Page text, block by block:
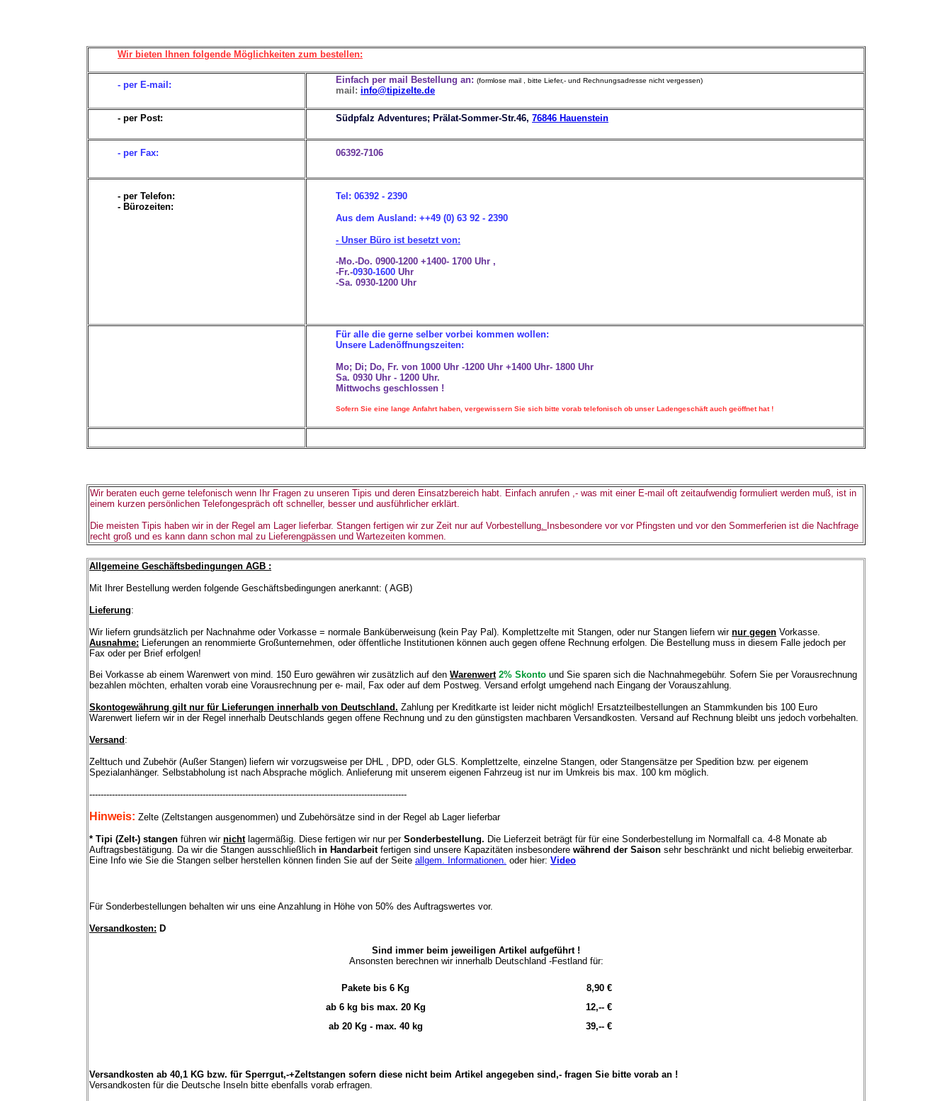
Wir bieten Ihnen folgende Möglichkeiten zum bestellen:
- per E-mail: Einfach per mail Bestellung an: (formlose mail , bitte Liefer,- und Rechnungsadresse nicht vergessen)
mail: info@tipizelte.de
- per Post: Südpfalz Adventures; Prälat-Sommer-Str.46, 76846 Hauenstein
- per Fax: 06392-7106
- per Telefon:
- Bürozeiten:
Tel: 06392 - 2390
Aus dem Ausland: ++49 (0) 63 92 - 2390
- Unser Büro ist besetzt von:
-Mo.-Do. 0900-1200 +1400- 1700 Uhr ,
-Fr.-0930-1600 Uhr
-Sa. 0930-1200 Uhr
Für alle die gerne selber vorbei kommen wollen:
Unsere Ladenöffnungszeiten:
Mo; Di; Do, Fr. von 1000 Uhr -1200 Uhr +1400 Uhr- 1800 Uhr
Sa. 0930 Uhr - 1200 Uhr.
Mittwochs geschlossen !
Sofern Sie eine lange Anfahrt haben, vergewissern Sie sich bitte vorab telefonisch ob unser Ladengeschäft auch geöffnet hat !
Wir beraten euch gerne telefonisch wenn Ihr Fragen zu unseren Tipis und deren Einsatzbereich habt. Einfach anrufen ,- was mit einer E-mail oft zeitaufwendig formuliert werden muß, ist in
einem kurzen persönlichen Telefongespräch oft schneller, besser und ausführlicher erklärt.
Die meisten Tipis haben wir in der Regel am Lager lieferbar. Stangen fertigen wir zur Zeit nur auf Vorbestellung. Insbesondere vor vor Pfingsten und vor den Sommerferien ist die Nachfrage
recht groß und es kann dann schon mal zu Lieferengpässen und Wartezeiten kommen.
Allgemeine Geschäftsbedingungen AGB :
Mit Ihrer Bestellung werden folgende Geschäftsbedingungen anerkannt: ( AGB)
Lieferung:
Wir liefern grundsätzlich per Nachnahme oder Vorkasse = normale Banküberweisung (kein Pay Pal). Komplettzelte mit Stangen, oder nur Stangen liefern wir nur gegen Vorkasse.
Ausnahme: Lieferungen an renommierte Großunternehmen, oder öffentliche Institutionen können auch gegen offene Rechnung erfolgen. Die Bestellung muss in diesem Falle jedoch per
Fax oder per Brief erfolgen!
Bei Vorkasse ab einem Warenwert von mind. 150 Euro gewähren wir zusätzlich auf den Warenwert2% Skonto und Sie sparen sich die Nachnahmegebühr. Sofern Sie per Vorausrechnung
bezahlen möchten, erhalten vorab eine Vorausrechnung per e- mail, Fax oder auf dem Postweg. Versand erfolgt umgehend nach Eingang der Vorauszahlung.
Skontogewährung gilt nur für Lieferungen innerhalb von Deutschland. Zahlung per Kreditkarte ist leider nicht möglich! Ersatzteilbestellungen an Stammkunden bis 100 Euro
Warenwert liefern wir in der Regel innerhalb Deutschlands gegen offene Rechnung und zu den günstigsten machbaren Versandkosten. Versand auf Rechnung bleibt uns jedoch vorbehalten.
Versand :
Zelttuch und Zubehör (Außer Stangen) liefern wir vorzugsweise per DHL , DPD, oder GLS. Komplettzelte, einzelne Stangen, oder Stangensätze per Spedition bzw. per eigenem
Spezialanhänger. Selbstabholung ist nach Absprache möglich. Anlieferung mit unserem eigenen Fahrzeug ist nur im Umkreis bis max. 100 km möglich.
----------------------------------------------------------------------------------------------------------------
Hinweis: Zelte (Zeltstangen ausgenommen) und Zubehörsätze sind in der Regel ab Lager lieferbar
* Tipi (Zelt-) stangen führen wir nichtlagermäßig. Diese fertigen wir nur per Sonderbestellung. Die Lieferzeit beträgt für für eine Sonderbestellung im Normalfall ca. 4-8 Monate ab
Auftragsbestätigung. Da wir die Stangen ausschließlich in Handarbeitfertigen sind unsere Kapazitäten insbesondere während der Saison sehr beschränkt und nicht beliebig erweiterbar.
Eine Info wie Sie die Stangen selber herstellen können finden Sie auf der Seite allgem. Informationen. oder hier: Video
Für Sonderbestellungen behalten wir uns eine Anzahlung in Höhe von 50% des Auftragswertes vor.
Versandkosten: D
Sind immer beim jeweiligen Artikel aufgeführt !
Ansonsten berechnen wir innerhalb Deutschland -Festland für:
Pakete bis 6 Kg
8,90 €
ab 6 kg bis max. 20 Kg
12,-- €
ab 20 Kg - max. 40 kg
39,-- €
Versandkosten ab 40,1 KG bzw. für Sperrgut,-+Zeltstangen sofern diese nicht beim Artikel angegeben sind,- fragen Sie bitte vorab an !
Versandkosten für die Deutsche Inseln bitte ebenfalls vorab erfragen.